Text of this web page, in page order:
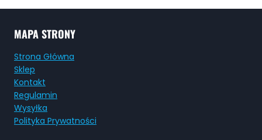
MAPA STRONY
Strona Główna
Sklep
Kontakt
Regulamin
Wysyłka
Polityka Prywatności